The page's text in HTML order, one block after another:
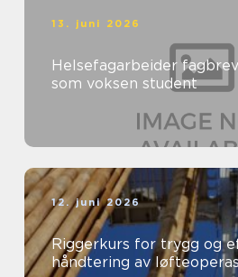
13. juni 2026
Helsefagarbeider fagbrev slik lykkes du
som voksen student
12. juni 2026
Riggerkurs for trygg og
håndtering av